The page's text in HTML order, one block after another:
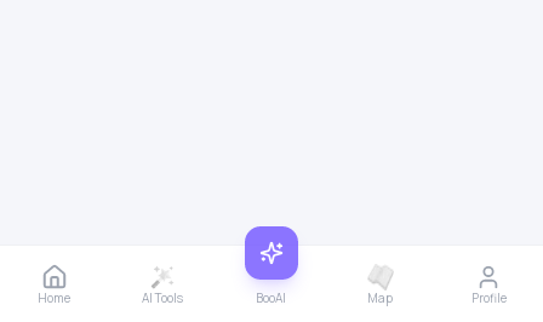
Home AI Tools BooAI Map Profile